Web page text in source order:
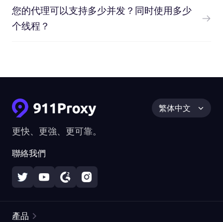
您的代理可以支持多少并发？同时使用多少
个线程？
更快、更強、更可靠。
聯絡我們
繁体中文
產品